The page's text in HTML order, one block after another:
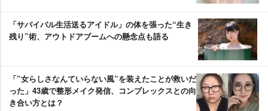
「サバイバル生活送るアイドル」の体を張った“生き
残り”術、アウトドアブームへの懸念点も語る
「”女らしさなんていらない風”を装えたことが救いだ
った」43歳で整形メイク発信、コンプレックスとの向
き合い方とは？